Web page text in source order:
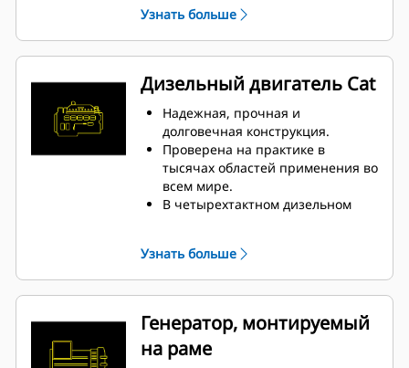
шаг.
Соответствуют требованиям ISO
8528-5 к стационарному режиму
и переходным характеристикам.
Узнать больше
Дизельный двигатель Cat
Надежная, прочная и
долговечная конструкция.
Проверена на практике в
тысячах областей применения во
всем мире.
В четырехтактном дизельном
производительность и
превосходная топливная
экономичность при
Узнать больше
Генератор, монтируемый
на раме